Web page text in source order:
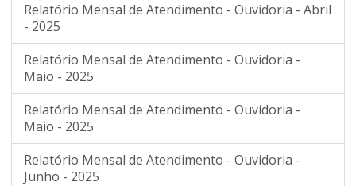
Relatório Mensal de Atendimento - Ouvidoria - Abril
- 2025
Relatório Mensal de Atendimento - Ouvidoria -
Maio - 2025
Relatório Mensal de Atendimento - Ouvidoria -
Maio - 2025
Relatório Mensal de Atendimento - Ouvidoria -
Junho - 2025